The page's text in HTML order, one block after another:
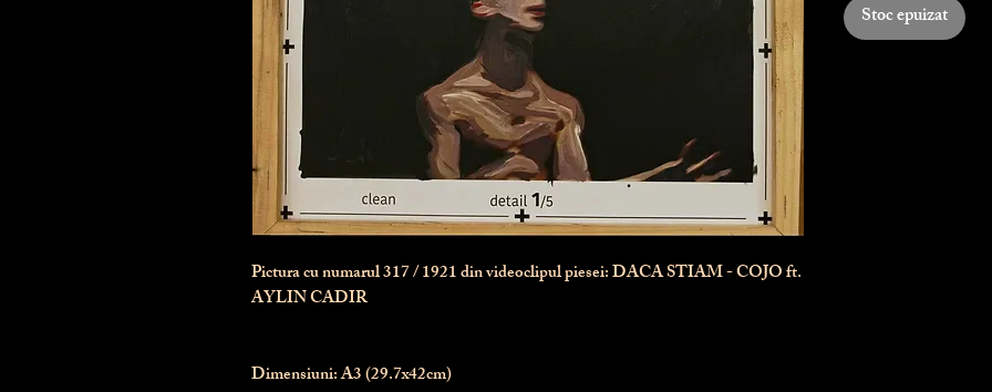
Pictura cu numarul317/ 1921 din videoclipul piesei: DACA STIAM - COJO ft.
AYLIN CADIR
Dimensiuni: A3 (29.7x42cm)
Stoc epuizat